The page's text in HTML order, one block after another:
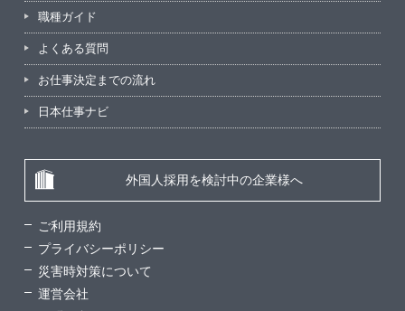
職種ガイド
よくある質問
お仕事決定までの流れ
日本仕事ナビ
外国人採用を検討中の企業様へ
ご利用規約
プライバシーポリシー
災害時対策について
運営会社